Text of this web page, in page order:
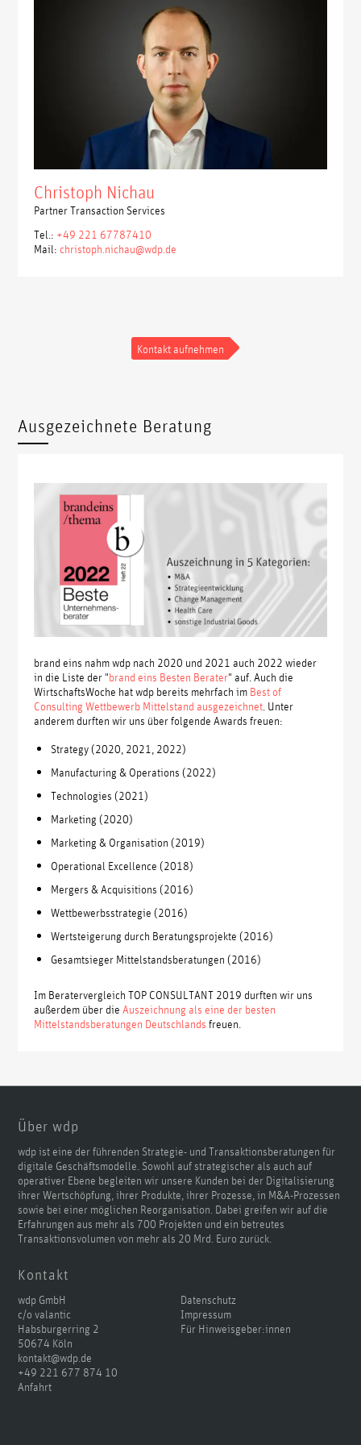
Christoph Nichau
Partner Transaction Services
Tel.: +49 221 67787410
Mail:christoph.nichau@wdp.de
Kontakt aufnehmen
Ausgezeichnete Beratung
brand eins nahm wdp nach 2020 und 2021 auch 2022 wieder
in die Liste der "brand eins Besten Berater" auf. Auch die
WirtschaftsWoche hat wdp bereits mehrfach im Best of
Consulting Wettbewerb Mittelstand ausgezeichnet . Unter
anderem durften wir uns über folgende Awards freuen:
Strategy (2020, 2021, 2022)
Manufacturing & Operations (2022)
Technologies (2021)
Marketing (2020)
Marketing & Organisation (2019)
Operational Excellence (2018)
Mergers & Acquisitions (2016)
Wettbewerbsstrategie (2016)
Wertsteigerung durch Beratungsprojekte (2016)
Gesamtsieger Mittelstandsberatungen (2016)
Im Beratervergleich TOP CONSULTANT 2019 durften wir uns
außerdem über dieAuszeichnung als eine der besten
Mittelstandsberatungen Deutschlands freuen.
Über wdp
wdp ist eine der führenden Strategie- und Transaktionsberatungen für
digitale Geschäftsmodelle. Sowohl auf strategischer als auch auf
operativer Ebene begleiten wir unsere Kunden bei der Digitalisierung
ihrer Wertschöpfung, ihrer Produkte, ihrer Prozesse, in M&A-Prozessen
sowie bei einer möglichen Reorganisation. Dabei greifen wir auf die
Erfahrungen aus mehr als 700 Projekten und ein betreutes
Transaktionsvolumen von mehr als 20 Mrd. Euro zurück.
Kontakt
wdp GmbH
c/o valantic
Habsburgerring 2
50674 Köln
kontakt@wdp.de
+49 221 677 874 10
Anfahrt
Datenschutz
Impressum
Für Hinweisgeber:innen